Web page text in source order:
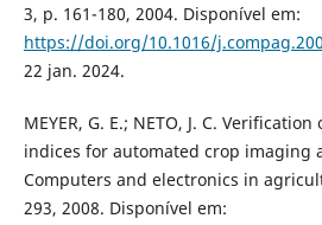
3, p. 161-180, 2004. Disponível em:
https://doi.org/10.1016/
22 jan. 2024.
MEYER, G. E.; NETO, J. C.
indices for automated crop imaging
Computers and electronics in
293, 2008. Disponível em: